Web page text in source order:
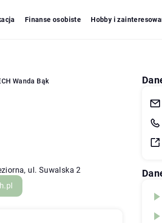
Finanse osobiste Hobby i
Wanda Bąk
ul. Suwalska 2